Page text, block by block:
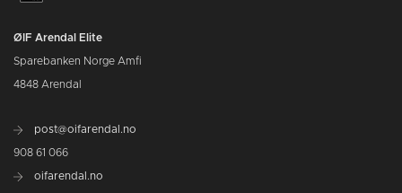
ØIF Arendal Elite
Sparebanken Norge Amfi
4848 Arendal
post@oifarendal.no
908 61 066
oifarendal.no